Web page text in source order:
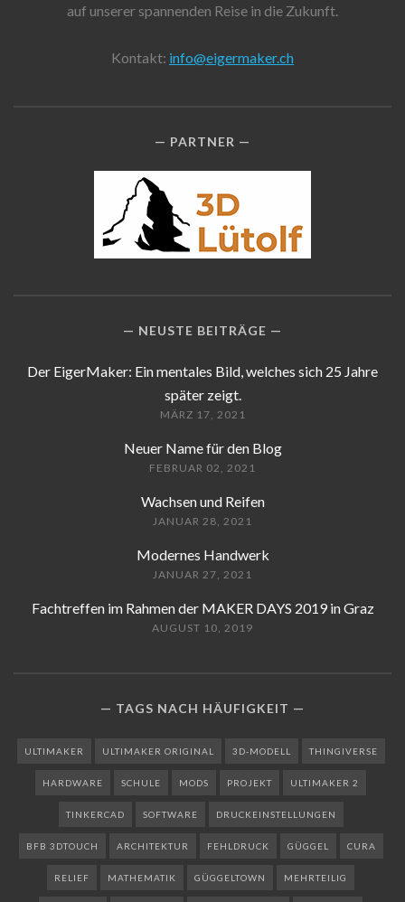
auf unserer spannenden Reise in die Zukunft.
Kontakt: info@eigermaker.ch
PARTNER
NEUSTE BEITRÄGE
Der EigerMaker: Ein mentales Bild, welches sich 25 Jahre
später zeigt.
MÄRZ 17, 2021
Neuer Name für den Blog
FEBRUAR 02, 2021
Wachsen und Reifen
JANUAR 28, 2021
Modernes Handwerk
JANUAR 27, 2021
Fachtreffen im Rahmen der MAKER DAYS 2019 in Graz
AUGUST 10, 2019
TAGS NACH HÄUFIGKEIT
ULTIMAKER ULTIMAKER ORIGINAL 3D-MODELL THINGIVERSE
HARDWARE SCHULE MODS PROJEKT ULTIMAKER 2
TINKERCAD SOFTWARE DRUCKEINSTELLUNGEN
BFB 3DTOUCH ARCHITEKTUR FEHLDRUCK GÜGGEL CURA
RELIEF MATHEMATIK GÜGGELTOWN MEHRTEILIG